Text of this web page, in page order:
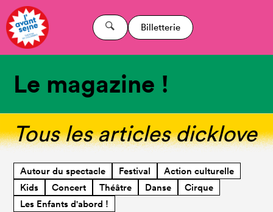
Billetterie
Le magazine !
Tous les articles dicklove
Autour du spectacle Festival
Action culturelle
Kids
Concert Théâtre Danse
Cirque
Les Enfants d'abord !